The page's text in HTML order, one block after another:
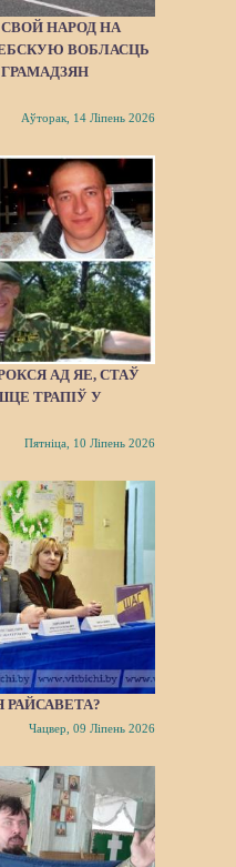
НАРОД НА
ВОБЛАСЦЬ
Аўторак, 14 Ліпень 2026
АД ЯЕ, СТАЎ
ТРАПІЎ У
Пятніца, 10 Ліпень 2026
Чацвер, 09 Ліпень 2026